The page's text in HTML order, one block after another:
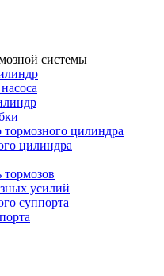
системы
тормозного цилиндра
цилиндра
усилий
суппорта